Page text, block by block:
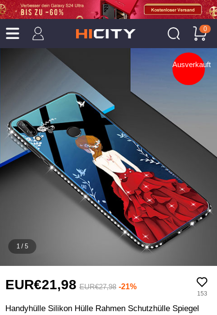
0
1 / 5
Ausverkauft
EUR€21,98 EUR€27,98 -21%
153
Handyhülle Silikon Hülle Rahmen Schutzhülle Spiegel